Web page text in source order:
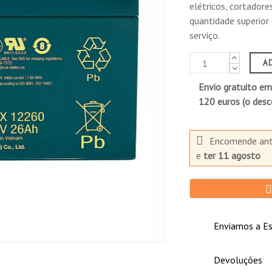
elétricos,
quantidade
serviço.
Envio gratuito
120 euros (o
Encomende
e ter 11 agosto
Enviamos a
Devoluções
nosso sistema patenteado de carga e descarga.
de arquivo MH14533).
para transporte aéreo.
não perigoso para transporte marítimo.
CFR 171-189 para transporte terrestre.